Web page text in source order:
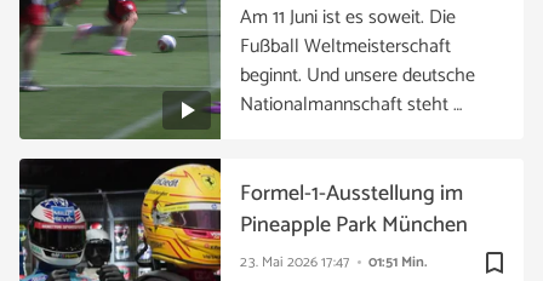
Am 11 Juni ist es soweit. Die
Fußball Weltmeisterschaft
beginnt. Und unsere deutsche
Nationalmannschaft steht …
bookmark_border
23. Mai 202617:47 01:51 Min.
Formel-1-Ausstellung im
Pineapple Park München